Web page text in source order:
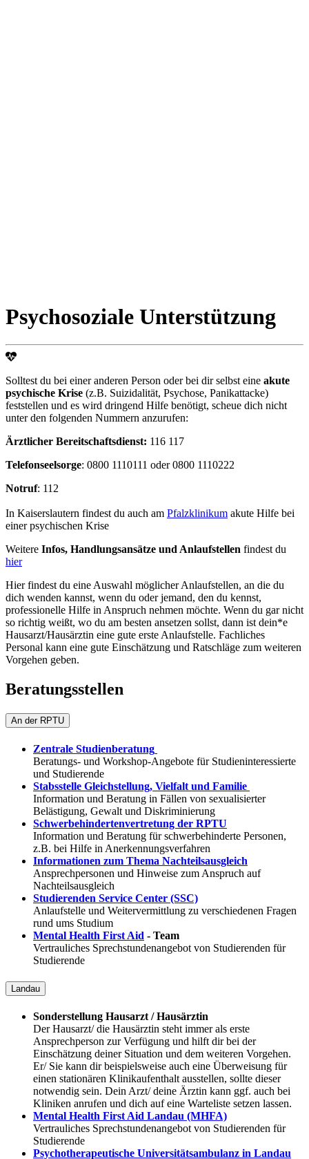
Psychosoziale Unterstützung
Solltest du bei einer anderen Person oder bei dir selbst eine akute
psychische Krise (z.B. Suizidalität, Psychose, Panikattacke)
feststellen und es wird dringend Hilfe benötigt, scheue dich nicht
unter den folgenden Nummern anzurufen:
Ärztlicher Bereitschaftsdienst: 116 117
Telefonseelsorge: 0800 1110111 oder 0800 1110222
Notruf: 112
In Kaiserslautern findest du auch am Pfalzklinikum akute Hilfe bei
einer psychischen Krise
Weitere Infos, Handlungsansätze und Anlaufstellen findest du
hier
Hier findest du eine Auswahl möglicher Anlaufstellen, an die du
dich wenden kannst, wenn du oder jemand, den du kennst,
professionelle Hilfe in Anspruch nehmen möchte. Wenn du gar nicht
so richtig weißt, wo du am besten ansetzen sollst, dann ist dein*e
Hausarzt/Hausärztin eine gute erste Anlaufstelle. Fachliches
Personal kann eine gute Einschätzung und Ratschläge zum weiteren
Vorgehen geben.
Beratungsstellen
An der RPTU
Zentrale Studienberatung
Beratungs- und Workshop-Angebote für Studieninteressierte
und Studierende
Stabsstelle Gleichstellung, Vielfalt und Familie
Information und Beratung in Fällen von sexualisierter
Belästigung, Gewalt und Diskriminierung
Schwerbehindertenvertretung der RPTU
Information und Beratung für schwerbehinderte Personen,
z.B. bei Hilfe in Anerkennungsverfahren
Informationen zum Thema Nachteilsausgleich
Ansprechpersonen und Hinweise zum Anspruch auf
Nachteilsausgleich
Studierenden Service Center (SSC)
Anlaufstelle und Weitervermittlung zu verschiedenen Fragen
rund ums Studium
Mental Health First Aid - Team
Vertrauliches Sprechstundenangebot von Studierenden für
Studierende
Landau
Sonderstellung Hausarzt / Hausärztin
Der Hausarzt/ die Hausärztin steht immer als erste
Ansprechperson zur Verfügung und hilft dir bei der
Einschätzung deiner Situation und dem weiteren Vorgehen.
Er/ Sie kann dir beispielsweise auch eine Überweisung für
einen stationären Klinikaufenthalt ausstellen, sollte dieser
notwendig sein. Dein Arzt/ deine Ärztin kann ggf. auch bei
Kliniken anrufen und dich auf eine Warteliste setzen lassen.
Mental Health First Aid Landau (MHFA)
Vertrauliches Sprechstundenangebot von Studierenden für
Studierende
Psychotherapeutische Universitätsambulanz in Landau